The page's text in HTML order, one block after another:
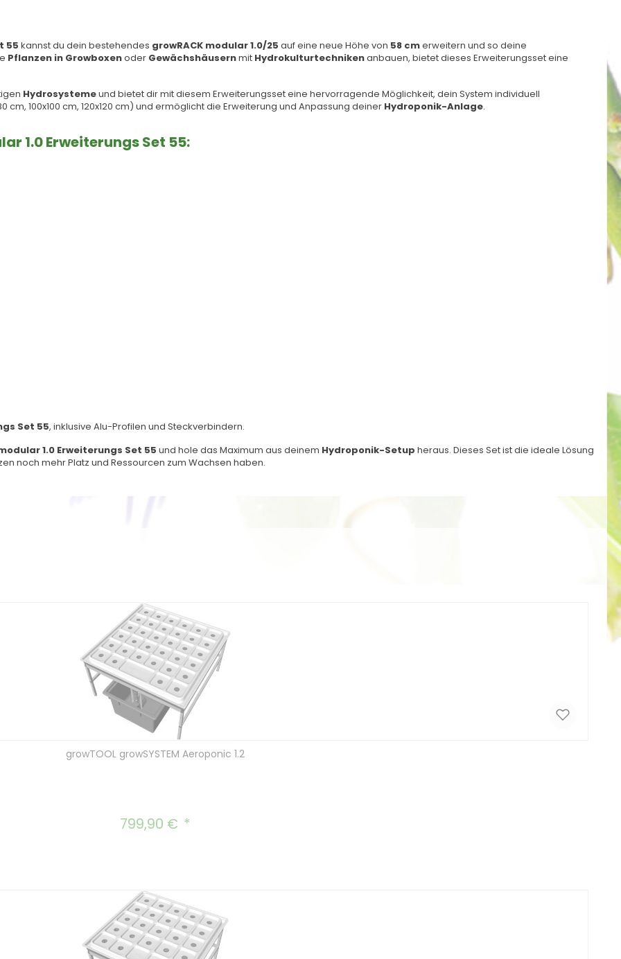
55 kannst du dein bestehendes growRACK modular 1.0/25 auf eine neue Höhe von 58 cmerweitern und so deine
Pflanzen in Growboxenoder Gewächshäusernmit Hydrokulturtechnikenanbauen, bietet dieses Erweiterungsset eine
Hydrosystemeund bietet dir mit diesem Erweiterungsset eine hervorragende Möglichkeit, dein System individuell
cm, 100x100 cm, 120x120 cm) und ermöglicht die Erweiterung und Anpassung deiner Hydroponik-Anlage.
1.0 Erweiterungs Set 55:
Set 55, inklusive Alu-Profilen und Steckverbindern.
1.0 Erweiterungs Set 55 und hole das Maximum aus deinem Hydroponik-Setup heraus. Dieses Set ist die ideale Lösung
noch mehr Platz und Ressourcen zum Wachsen haben.
growTOOL growSYSTEM Aeroponic 1.2
Regulärer Preis:
799,90 €